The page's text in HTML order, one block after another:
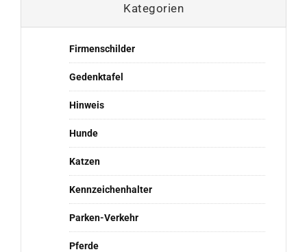
Kategorien
Firmenschilder
Gedenktafel
Hinweis
Hunde
Katzen
Kennzeichenhalter
Parken-Verkehr
Pferde